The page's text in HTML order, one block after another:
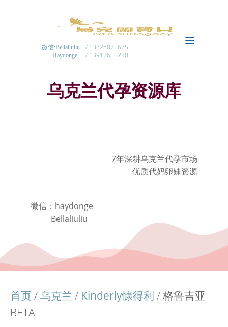
微信:Bellaliuliu
Haydonge
/ 13328025675
/ 13912655230
乌克兰代孕资源库
7年深耕乌克兰代孕市场
优质代妈卵妹资源
微信：haydonge
Bellaliuliu
首页 /乌克兰 / Kinderly慷得利 / 格鲁吉亚
BETA